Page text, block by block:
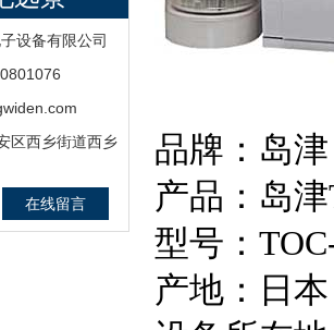
设备有限公司
区西乡街道西乡
在线留言
品牌： 岛津
产品： 岛津
型号：
产地： 日本